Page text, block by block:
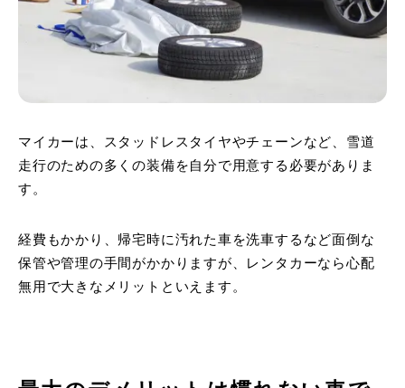
マイカーは、スタッドレスタイヤやチェーンなど、雪道
走行のための多くの装備を自分で用意する必要がありま
す。
経費もかかり、帰宅時に汚れた車を洗車するなど面倒な
保管や管理の手間がかかりますが、レンタカーなら心配
無用で大きなメリットといえます。